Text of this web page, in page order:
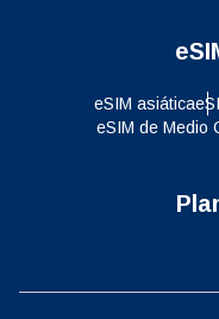
eSIM asiática
eSIM de Medio